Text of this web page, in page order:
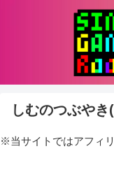
しむのつぶや
※当サイトではアフィ